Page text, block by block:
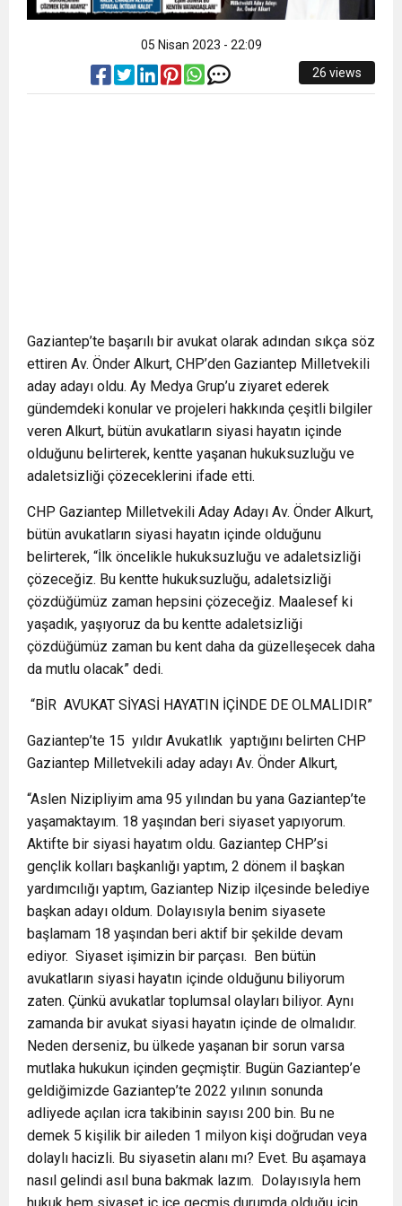
05 Nisan 2023 - 22:09
26 views
Gaziantep’te başarılı bir avukat olarak adından sıkça söz
ettiren Av. Önder Alkurt, CHP’den Gaziantep Milletvekili
aday adayı oldu. Ay Medya Grup’u ziyaret ederek
gündemdeki konular ve projeleri hakkında çeşitli bilgiler
veren Alkurt, bütün avukatların siyasi hayatın içinde
olduğunu belirterek, kentte yaşanan hukuksuzluğu ve
adaletsizliği çözeceklerini ifade etti.
CHP Gaziantep Milletvekili Aday Adayı Av. Önder Alkurt,
bütün avukatların siyasi hayatın içinde olduğunu
belirterek, “İlk öncelikle hukuksuzluğu ve adaletsizliği
çözeceğiz. Bu kentte hukuksuzluğu, adaletsizliği
çözdüğümüz zaman hepsini çözeceğiz. Maalesef ki
yaşadık, yaşıyoruz da bu kentte adaletsizliği
çözdüğümüz zaman bu kent daha da güzelleşecek daha
da mutlu olacak” dedi.
“BİR AVUKAT SİYASİ HAYATIN İÇİNDE DE OLMALIDIR”
Gaziantep’te 15 yıldır Avukatlık yaptığını belirten CHP
Gaziantep Milletvekili aday adayı Av. Önder Alkurt,
“Aslen Nizipliyim ama 95 yılından bu yana Gaziantep’te
yaşamaktayım. 18 yaşından beri siyaset yapıyorum.
Aktifte bir siyasi hayatım oldu. Gaziantep CHP’si
gençlik kolları başkanlığı yaptım, 2 dönem il başkan
yardımcılığı yaptım, Gaziantep Nizip ilçesinde belediye
başkan adayı oldum. Dolayısıyla benim siyasete
başlamam 18 yaşından beri aktif bir şekilde devam
ediyor. Siyaset işimizin bir parçası.
Ben bütün
avukatların siyasi hayatın içinde olduğunu biliyorum
zaten. Çünkü avukatlar toplumsal olayları biliyor. Aynı
zamanda bir avukat siyasi hayatın içinde de olmalıdır.
Neden derseniz, bu ülkede yaşanan bir sorun varsa
mutlaka hukukun içinden geçmiştir. Bugün Gaziantep’e
geldiğimizde Gaziantep’te 2022 yılının sonunda
adliyede açılan icra takibinin sayısı 200 bin. Bu ne
demek 5 kişilik bir aileden 1 milyon kişi doğrudan veya
dolaylı hacizli. Bu siyasetin alanı mı? Evet. Bu aşamaya
nasıl gelindi asıl buna bakmak lazım.
Dolayısıyla hem